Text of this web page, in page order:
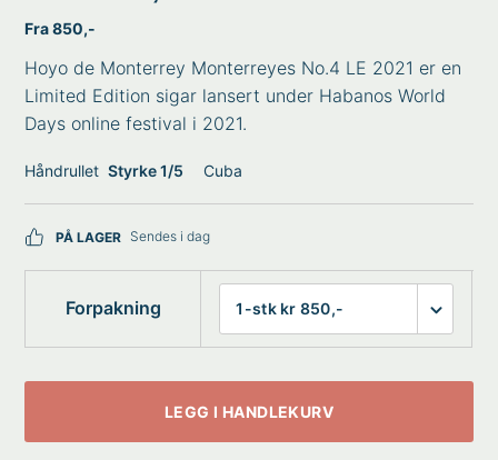
Fra 850,-
Hoyo de Monterrey Monterreyes No.4 LE 2021 er en
Limited Edition sigar lansert under Habanos World
Days online festival i 2021.
Håndrullet Styrke 1/5 Cuba
PÅ LAGER Sendes i dag
Forpakning
LEGG I HANDLEKURV